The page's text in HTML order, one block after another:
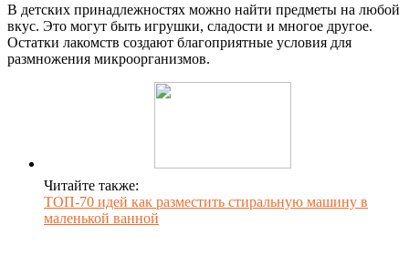
В детских принадлежностях можно найти предметы на любой
вкус. Это могут быть игрушки, сладости и многое другое.
Остатки лакомств создают благоприятные условия для
размножения микроорганизмов.
Читайте также:
ТОП-70 идей как разместить стиральную машину в
маленькой ванной